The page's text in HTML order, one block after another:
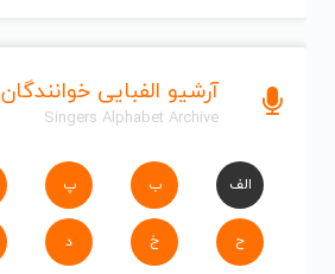
آرشیو الفبایی خوانندگان
Singers Alphabet Archive
الف ب پ
ح خ د